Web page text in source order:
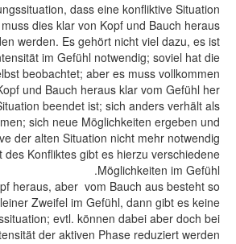
dass eine konfliktive Situation
dies klar von Kopf und Bauch heraus
werden. Es gehört nicht viel dazu, es ist
im Gefühl notwendig; soviel hat die
beobachtet; aber es muss vollkommen
und Bauch heraus klar vom Gefühl her
beendet ist; sich anders verhält als
sich neue Möglichkeiten ergeben und
der alten Situation nicht mehr notwendig
Konfliktes gibt es hierzu verschiedene
Möglichkeiten im Gefühl.
heraus, aber vom Bauch aus besteht so
Zweifel im Gefühl, dann gibt es keine
evtl. können dabei aber doch bei
der aktiven Phase reduziert werden.